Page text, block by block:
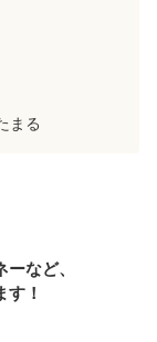
まる
など、
！